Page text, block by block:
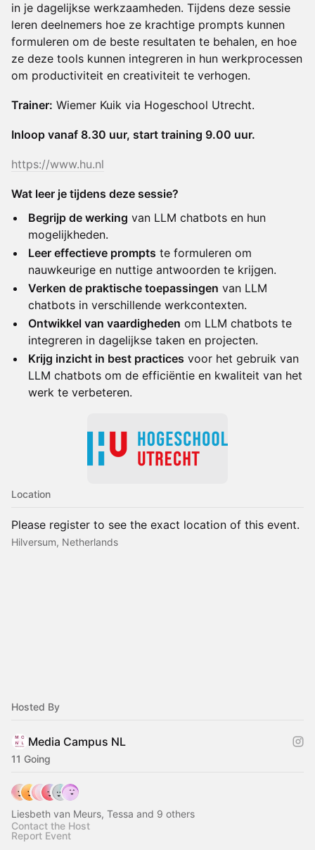
in je dagelijkse werkzaamheden. Tijdens deze sessie
leren deelnemers hoe ze krachtige prompts kunnen
formuleren om de beste resultaten te behalen, en hoe
ze deze tools kunnen integreren in hun werkprocessen
om productiviteit en creativiteit te verhogen.
Trainer: Wiemer Kuik via Hogeschool Utrecht.
Inloop vanaf 8.30 uur, start training 9.00 uur.
https://www.hu.nl
Wat leer je tijdens deze sessie?
Begrijp de werking van LLM chatbots en hun
mogelijkheden.
Leer effectieve prompts te formuleren om
nauwkeurige en nuttige antwoorden te krijgen.
Verken de praktische toepassingen van LLM
chatbots in verschillende werkcontexten.
Ontwikkel van vaardigheden om LLM chatbots te
integreren in dagelijkse taken en projecten.
Krijg inzicht in best practices voor het gebruik van
LLM chatbots om de efficiëntie en kwaliteit van het
werk te verbeteren.
Location
Please register to see the exact location of this event.
Hilversum, Netherlands
Hosted By
Media Campus NL
11 Going
Liesbeth van Meurs, Tessa and 9 others
Contact the Host
Report Event